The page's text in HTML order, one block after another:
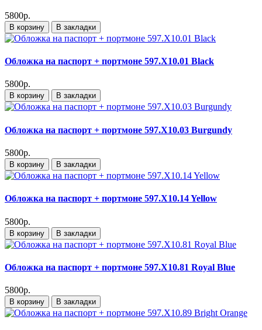
5800р.
В корзину В закладки
Обложка на паспорт + портмоне 597.X10.01 Black
5800р.
В корзину В закладки
Обложка на паспорт + портмоне 597.X10.03 Burgundy
5800р.
В корзину В закладки
Обложка на паспорт + портмоне 597.X10.14 Yellow
5800р.
В корзину В закладки
Обложка на паспорт + портмоне 597.X10.81 Royal Blue
5800р.
В корзину В закладки